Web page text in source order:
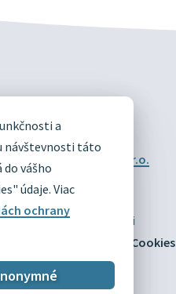
a
návštevnosti táto
vášho
údaje. Viac
ochrany
Alphabet partner s.r.o.
03.08.2026
o prístupnosti
údajov
Nastaviť Cookies